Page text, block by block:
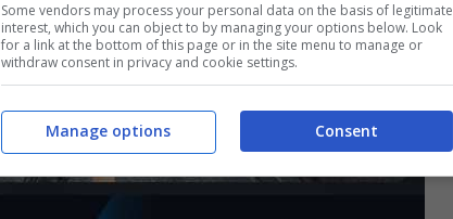
Some vendors may process your personal data on the basis of legitimate
interest, which you can object to by managing your options below. Look
for a link at the bottom of this page or in the site menu to manage or
withdraw consent in privacy and cookie settings.
Consent
Manage options